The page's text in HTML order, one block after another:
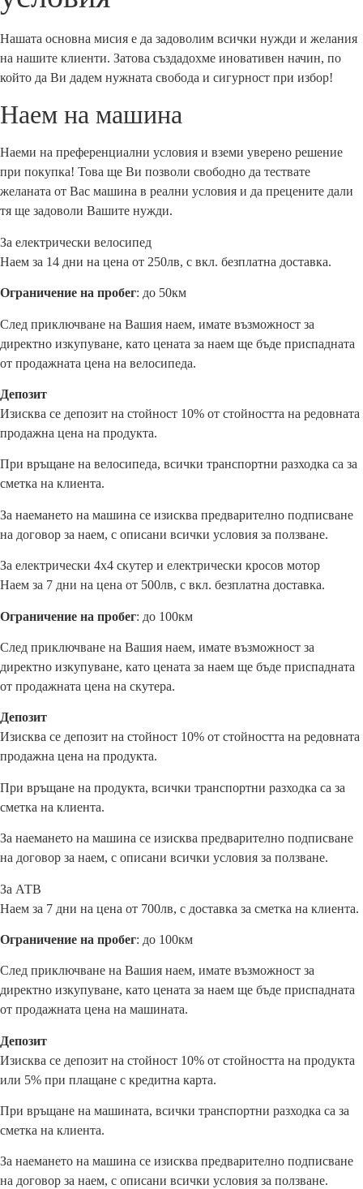
Нашата основна мисия е да задоволим всички нужди и желания
на нашите клиенти. Затова създадохме иновативен начин, по
който да Ви дадем нужната свобода и сигурност при избор!
Наем на машина
Наеми на преференциални условия и вземи уверено решение
при покупка! Това ще Ви позволи свободно да тествате
желаната от Вас машина в реални условия и да прецените дали
тя ще задоволи Вашите нужди.
За електрически велосипед
Наем за 14 дни на цена от 250лв, с вкл. безплатна доставка.
Ограничение на пробег: до 50км
След приключване на Вашия наем, имате възможност за
директно изкупуване, като цената за наем ще бъде приспадната
от продажната цена на велосипеда.
Депозит
Изисква се депозит на стойност 10% от стойността на редовната
продажна цена на продукта.
При връщане на велосипеда, всички транспортни разходка са за
сметка на клиента.
За наемането на машина се изисква предварително подписване
на договор за наем, с описани всички условия за ползване.
За електрически 4х4 скутер и електрически кросов мотор
Наем за 7 дни на цена от 500лв, с вкл. безплатна доставка.
Ограничение на пробег: до 100км
След приключване на Вашия наем, имате възможност за
директно изкупуване, като цената за наем ще бъде приспадната
от продажната цена на скутера.
Депозит
Изисква се депозит на стойност 10% от стойността на редовната
продажна цена на продукта.
При връщане на продукта, всички транспортни разходка са за
сметка на клиента.
За наемането на машина се изисква предварително подписване
на договор за наем, с описани всички условия за ползване.
За АТВ
Наем за 7 дни на цена от 700лв, с доставка за сметка на клиента.
Ограничение на пробег: до 100км
След приключване на Вашия наем, имате възможност за
директно изкупуване, като цената за наем ще бъде приспадната
от продажната цена на машината.
Депозит
Изисква се депозит на стойност 10% от стойността на продукта
или 5% при плащане с кредитна карта.
При връщане на машината, всички транспортни разходка са за
сметка на клиента.
За наемането на машина се изисква предварително подписване
на договор за наем, с описани всички условия за ползване.